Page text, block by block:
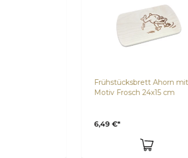
Frühstücksbrett Ahorn mit
Motiv Frosch 24x15 cm